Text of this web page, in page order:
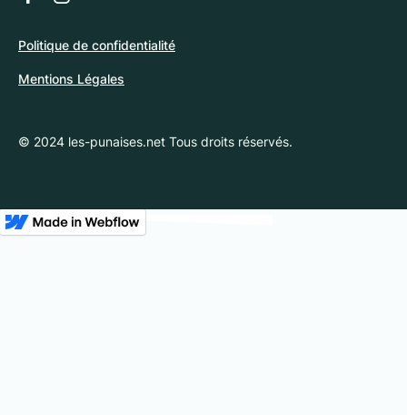
© 2024 les-punaises.net Tous droits réservés.
Politique de confidentialité
Mentions Légales